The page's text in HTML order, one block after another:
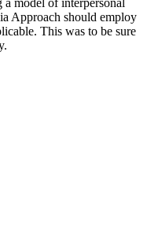
Approach should employ
This was to be sure